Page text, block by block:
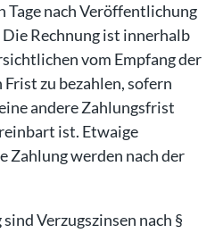
Tage nach Veröffentlichung
Rechnung ist innerhalb
vom Empfang der
zu bezahlen, sofern
andere Zahlungsfrist
ist. Etwaige
Zahlung werden nach der
Verzugszinsen nach §